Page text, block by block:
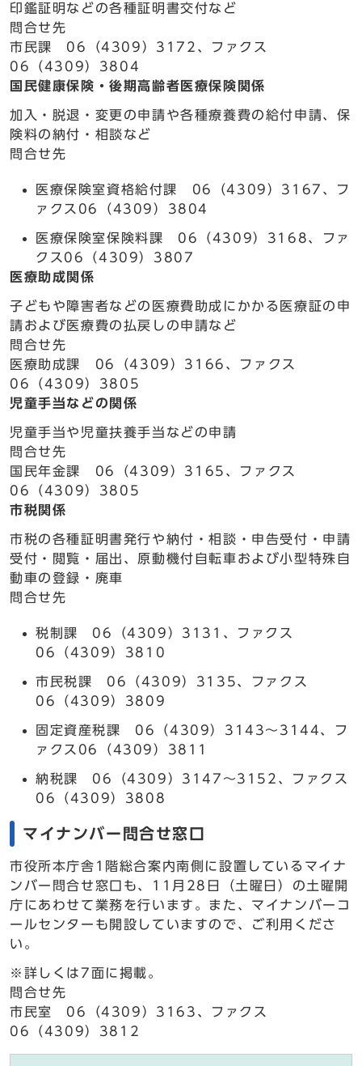
印鑑証明などの各種証明書交付など
問合せ先
市民課 06（4309）3172、ファクス
06（4309）3804
国民健康保険・後期高齢者医療保険関係
加入・脱退・変更の申請や各種療養費の給付申請、保
険料の納付・相談など
問合せ先
医療保険室資格給付課 06（4309）3167、フ
ァクス06（4309）3804
医療保険室保険料課 06（4309）3168、ファ
クス06（4309）3807
医療助成関係
子どもや障害者などの医療費助成にかかる医療証の申
請および医療費の払戻しの申請など
問合せ先
医療助成課 06（4309）3166、ファクス
06（4309）3805
児童手当などの関係
児童手当や児童扶養手当などの申請
問合せ先
国民年金課 06（4309）3165、ファクス
06（4309）3805
市税関係
市税の各種証明書発行や納付・相談・申告受付・申請
受付・閲覧・届出、原動機付自転車および小型特殊自
動車の登録・廃車
問合せ先
税制課 06（4309）3131、ファクス
06（4309）3810
市民税課 06（4309）3135、ファクス
06（4309）3809
固定資産税課 06（4309）3143～3144、フ
ァクス06（4309）3811
納税課 06（4309）3147～3152、ファクス
06（4309）3808
マイナンバー問合せ窓口
市役所本庁舎1階総合案内南側に設置しているマイナ
ンバー問合せ窓口も、11月28日（土曜日）の土曜開
庁にあわせて業務を行います。また、マイナンバーコ
ールセンターも開設していますので、ご利用くださ
い。
※詳しくは7面に掲載。
問合せ先
市民室 06（4309）3163、ファクス
06（4309）3812